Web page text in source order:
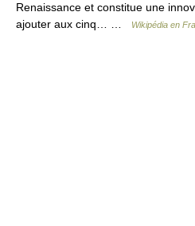
Renaissance et constitue une
ajouter aux cinq… …
Wikipédia en